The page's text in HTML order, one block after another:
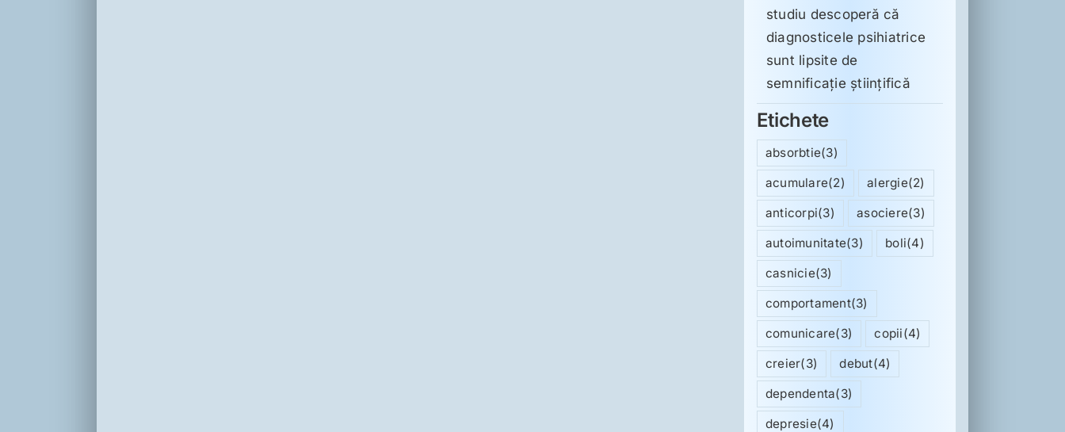
studiu descoperă că
diagnosticele psihiatrice
sunt lipsite de
semnificație științifică
Etichete
absorbtie(3)
acumulare(2) alergie(2)
anticorpi(3) asociere(3)
autoimunitate(3) boli(4)
casnicie(3)
comportament(3)
comunicare(3) copii(4)
creier(3) debut(4)
dependenta(3)
depresie(4)